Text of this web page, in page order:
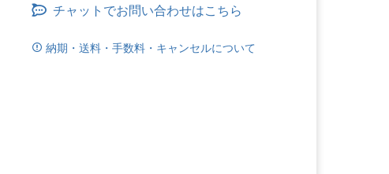
チャットでお問い合わせはこちら
納期・送料・手数料・キャンセルについて